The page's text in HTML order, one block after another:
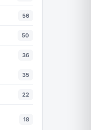
56
50
36
35
22
18